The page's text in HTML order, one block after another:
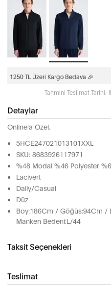
1250 TL Üzeri Kargo Bedava 🎉
Tahmini Teslimat Tarihi:
Detaylar
Online'a Özel.
5HCE247021013101XXL
SKU: 8683926117971
%48 Modal %46 Polyester
Lacivert
Daily/Casual
Düz
Boy:186Cm / Göğüs:94Cm /
Manken Bedeni:L/44
Taksit Seçenekleri
Teslimat